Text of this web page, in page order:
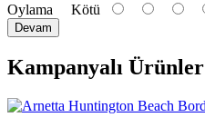
Oylama Kötü
Devam
Kampanyalı Ürünler